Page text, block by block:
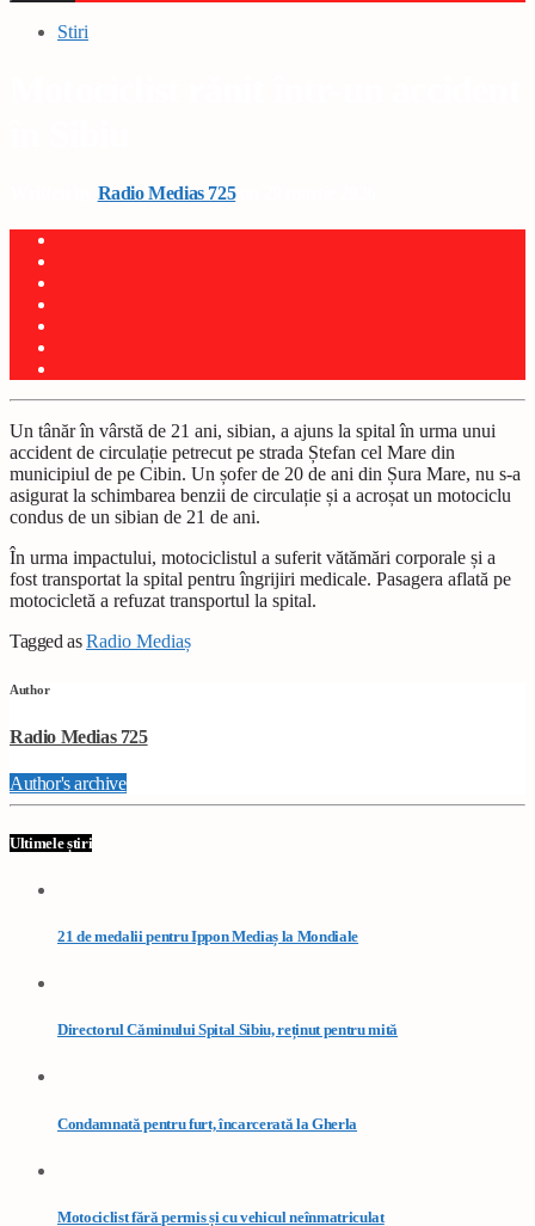
Stiri
Radio Medias 725on 29 martie 2026
Un tânăr în vârstă de 21 ani, sibian, a ajuns la spital în urma unui
accident de circulație petrecut pe strada Ștefan cel Mare din
municipiul de pe Cibin. Un șofer de 20 de ani din Șura Mare, nu s-a
asigurat la schimbarea benzii de circulație și a acroșat un motociclu
condus de un sibian de 21 de ani.
În urma impactului, motociclistul a suferit vătămări corporale și a
fost transportat la spital pentru îngrijiri medicale. Pasagera aflată pe
motocicletă a refuzat transportul la spital.
Tagged asRadio Mediaș
Author
Radio Medias 725
Author's archive
Ultimele știri
21 de medalii pentru Ippon Mediaș la Mondiale
Directorul Căminului Spital Sibiu, reținut pentru mită
Condamnată pentru furt, încarcerată la Gherla
Motociclist fără permis și cu vehicul neînmatriculat